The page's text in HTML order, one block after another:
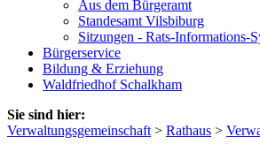
Aus dem Bürgeramt
Standesamt Vilsbiburg
Sitzungen - Rats-Informations-
Bürgerservice
Bildung & Erziehung
Waldfriedhof Schalkham
Sie sind hier:
Verwaltungsgemeinschaft > Rathaus >